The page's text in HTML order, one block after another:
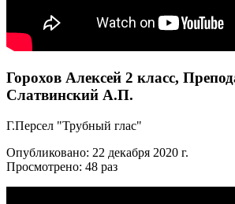
Горохов Алексей 2 класс,
Слатвинский А.П.
Г.Персел "Трубный глас"
Опубликовано: 22 декабря 2020 г.
Просмотрено: 48 раз